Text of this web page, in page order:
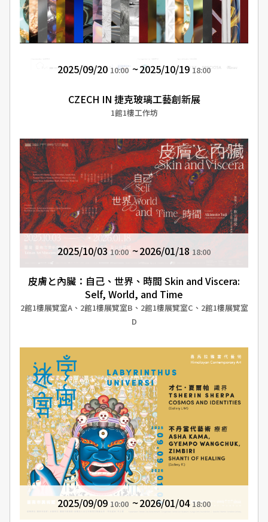
2025/09/20 10:00 2025/10/19 18:00
CZECH IN 捷克玻璃工藝創新展
1館1樓工作坊
2025/10/03 10:00 2026/01/18 18:00
皮膚と內臟：自己、世界、時間 Skin and Viscera:
Self, World, and Time
2館1樓展覽室A、2館1樓展覽室B、2館1樓展覽室C、2館1樓展覽室
D
2025/09/09 10:00 2026/01/04 18:00